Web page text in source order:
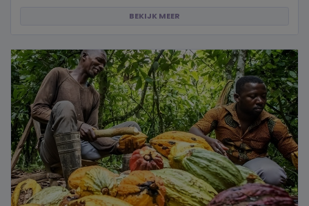
BEKIJK MEER